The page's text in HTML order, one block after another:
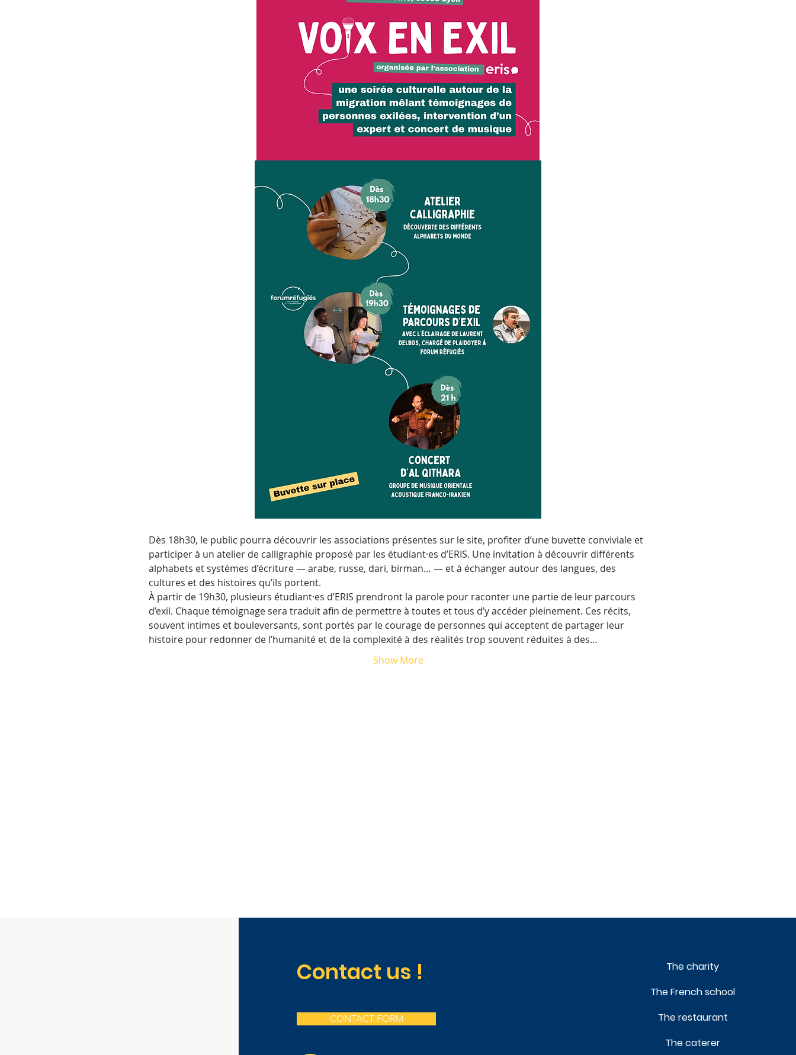
Dès 18h30, le public pourra découvrir les associations présentes sur le site, profiter d’une buvette conviviale et
participer à un atelier de calligraphie proposé par les étudiant·es d’ERIS. Une invitation à découvrir différents
alphabets et systèmes d’écriture — arabe, russe, dari, birman… — et à échanger autour des langues, des
cultures et des histoires qu’ils portent.
À partir de 19h30, plusieurs étudiant·es d’ERIS prendront la parole pour raconter une partie de leur parcours
d’exil. Chaque témoignage sera traduit afin de permettre à toutes et tous d’y accéder pleinement. Ces récits,
souvent intimes et bouleversants, sont portés par le courage de personnes qui acceptent de partager leur
histoire pour redonner de l’humanité et de la complexité à des réalités trop souvent réduites à des…
Show More
Contact us !
CONTACT FORM
The charity
The French school
The restaurant
The caterer